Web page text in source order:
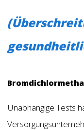
Unabhängige Tests